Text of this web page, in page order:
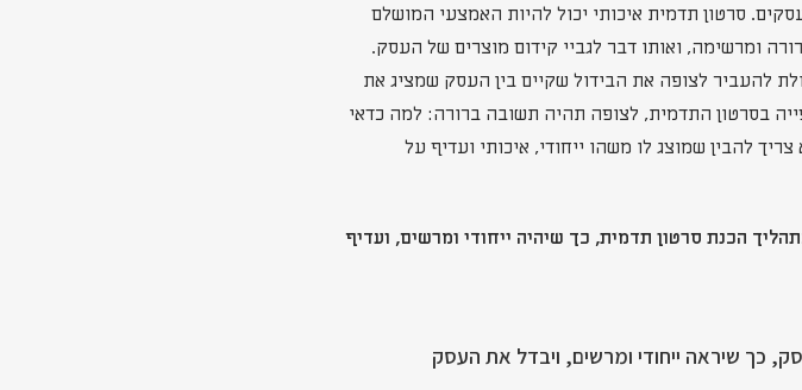
סרטון תדמית איכותי יכול להיות האמצעי המושלם
ומרשימה, ואותו דבר לגביי קידום מוצרים של העסק.
להעביר לצופה את הבידול שקיים בין העסק שמציג את
בסרטון התדמית, לצופה תהיה תשובה ברורה: למה כדאי
להבין שמוצג לו משהו ייחודי, איכותי ועדיף על
הכנת סרטון תדמית, כך שיהיה ייחודי ומרשים, ועדיף
כך שיראה ייחודי ומרשים, ויבדל את העסק